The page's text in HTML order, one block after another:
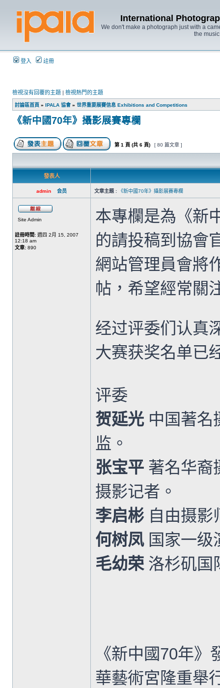
International
We don't make a photograph just with a
the
登入 註冊
檢視沒有回覆的主題 | 檢視熱門的主題
討論區首頁 » IPALA 協會 » 世界重要展賽信息 Exhibitions and Competitions
《新中國70年》攝影展賽專欄
第 1 頁 (共 6 頁) [ 80 篇文章 ]
發表人
admin 会员 文章主題 : 《新中國70年》攝影展賽專欄
Site Admin
註冊時間: 週四 2月 15, 2007
12:18 am
文章: 890
本專欄是為《新
的請投稿到協會
網站管理員會將
帖，希望經常關
经过评委们认真
大赛获奖名单已
评委
贺延光中国著名
监。
张宝平 著名华裔
摄影记者。
李启彬 自由摄影
何树凤国家一级
毛幼荣洛杉矶国
《新中國70年
華藝術宮隆重舉